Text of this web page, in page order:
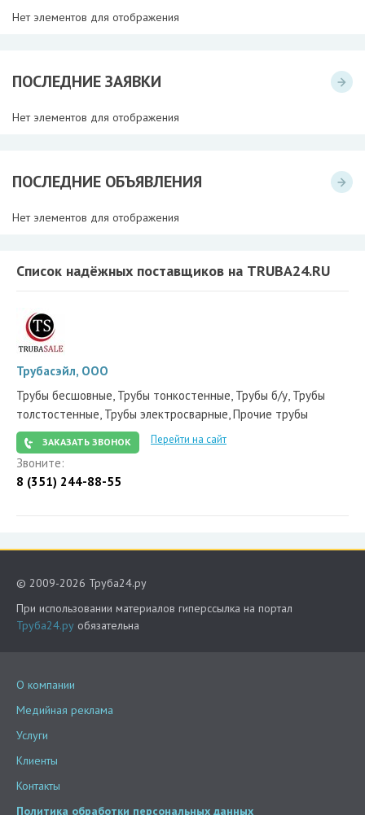
Нет элементов для отображения
ПОСЛЕДНИЕ ЗАЯВКИ
Нет элементов для отображения
ПОСЛЕДНИЕ ОБЪЯВЛЕНИЯ
Нет элементов для отображения
Список надёжных поставщиков на TRUBA24.RU
Трубасэйл, ООО
Трубы бесшовные, Трубы тонкостенные, Трубы б/у, Трубы
толстостенные, Трубы электросварные, Прочие трубы
ЗАКАЗАТЬ ЗВОНОК Перейти на сайт
Звоните:
8 (351) 244-88-55
© 2009-2026 Труба24.ру
При использовании материалов гиперссылка на портал
Труба24.ру обязательна
О компании
Медийная реклама
Услуги
Клиенты
Контакты
Политика обработки персональных данных